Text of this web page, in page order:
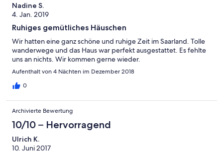
Nadine S.
4. Jan. 2019
Ruhiges gemütliches Häuschen
Wir hatten eine ganz schöne und ruhige Zeit im Saarland. Tolle
wanderwege und das Haus war perfekt ausgestattet. Es fehlte
uns an nichts. Wir kommen gerne wieder.
Aufenthalt von 4 Nächten im Dezember 2018
0
Archivierte Bewertung
10/10 – Hervorragend
Ulrich K.
10. Juni 2017